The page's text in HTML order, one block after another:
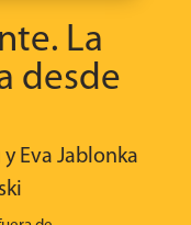
La
desde
Eva Jablonka